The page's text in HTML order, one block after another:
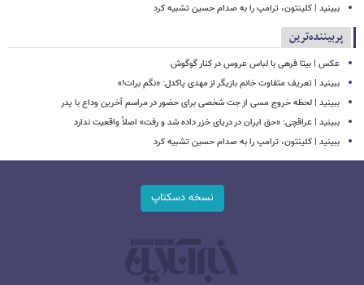
ببینید | کلینتون، ترامپ را به صدام حسین تشبیه کرد
پربیننده‌ترین
عکس | بیتا فرهی با لباس عروس در کنار گوگوش
ببینید | تعریف متفاوت خانم بازیگر از مهدی پاکدل: «نگم برات!»
ببینید | لحظه خروج مسی از جت شخصی برای حضور در مراسم آخرین وداع با پدر
ببینید | عراقچی: «حق ایران در دریای خزر داده شد و رفت» اصلاً واقعیت ندارد
ببینید | کلینتون، ترامپ را به صدام حسین تشبیه کرد
نسخه دسکتاپ